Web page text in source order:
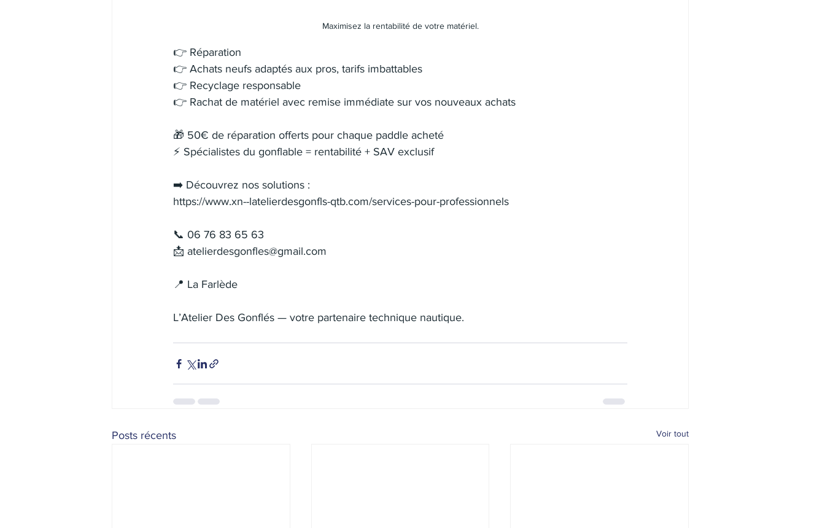
Maximisez la rentabilité de votre matériel.
👉 Réparation
👉 Achats neufs adaptés aux pros, tarifs imbattables
👉 Recyclage responsable
👉 Rachat de matériel avec remise immédiate sur vos nouveaux achats
🎁 50€ de réparation offerts pour chaque paddle acheté
⚡ Spécialistes du gonflable = rentabilité + SAV exclusif
➡️ Découvrez nos solutions :
https://www.xn--latelierdesgonfls-qtb.com/services-pour-professionnels
📞 06 76 83 65 63
📩 atelierdesgonfles@gmail.com
📍 La Farlède
L’Atelier Des Gonflés — votre partenaire technique nautique.
Posts récents Voir tout